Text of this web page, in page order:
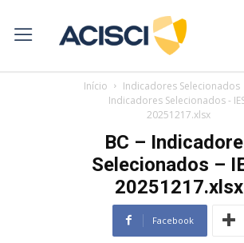
Início Indicadores Selecionados
Indicadores Selecionados -
20251217.xlsx
BC –
Selecionados –
20251217.xlsx
Facebook